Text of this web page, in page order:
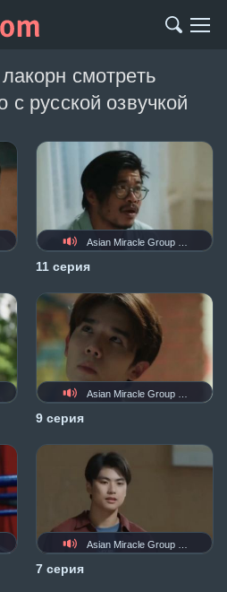
смотреть
с русской озвучкой
Asian Miracle Group (AMG)
11 серия
Asian Miracle Group (AMG)
9 серия
Asian Miracle Group (AMG)
7 серия